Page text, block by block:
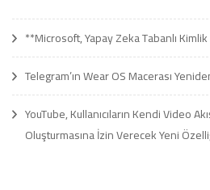
**Microsoft, Yapay Zeka Tabanlı Kimlik
Telegram’ın Wear OS Macerası
YouTube, Kullanıcıların Kendi Video
Oluşturmasına İzin Verecek Yeni